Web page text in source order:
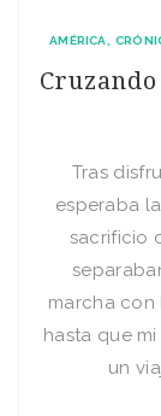
AMÉRICA
Tras
esperaba
sacrificio
marcha con
hasta que
un